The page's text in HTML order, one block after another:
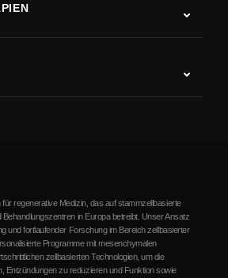
regenerative Medizin, das auf stammzellbasierte
in Europa betreibt. Unser Ansatz
und fortlaufender Forschung im Bereich zellbasierter
Programme mit mesenchymalen
zellbasierten Technologien, um die
Entzündungen zu reduzieren und Funktion sowie